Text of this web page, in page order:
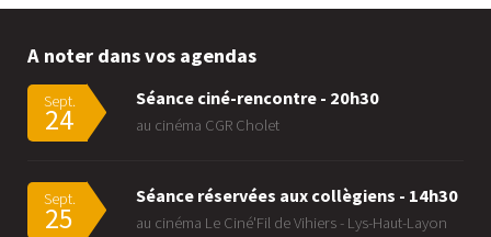
A noter dans vos agendas
Sept.
24
Séance ciné-rencontre - 20h30
au cinéma CGR Cholet
Sept.
25
Séance réservées aux collègiens - 14h30
au cinéma Le Ciné'Fil de Vihiers - Lys-Haut-Layon